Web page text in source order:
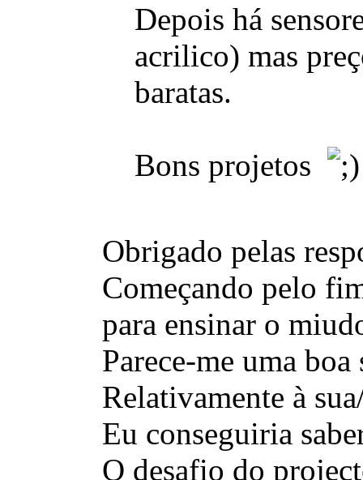
Depois há
acrilico) mas
baratas.
Bons projetos
Obrigado pelas
Começando pelo
para ensinar o
Parece-me uma
Relativamente à
Eu conseguiria
O desafio do